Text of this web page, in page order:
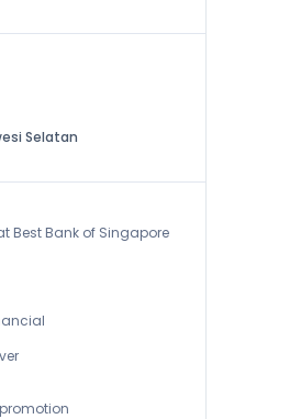
Selatan
Best Bank of Singapore